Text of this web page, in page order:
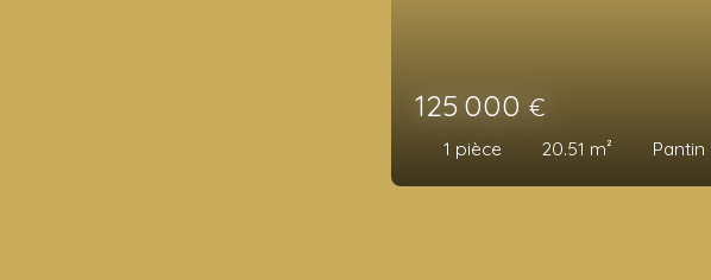
99 900€
1pièce 23.33m²